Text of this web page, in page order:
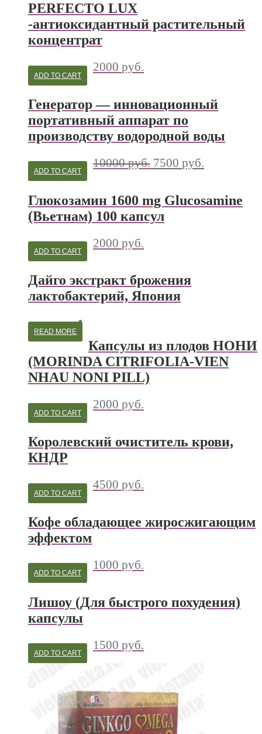
PERFECTO LUX
-антиоксидантный растительный
концентрат
2000 руб.
ADD TO CART
Генератор — инновационный
портативный аппарат по
производству водородной воды
10000руб. 7500 руб.
ADD TO CART
Глюкозамин 1600 mg Glucosamine
(Вьетнам) 100 капсул
2000 руб.
ADD TO CART
Дайго экстракт брожения
лактобактерий, Япония
READ MORE
Капсулы из плодов НОНИ
(MORINDA CITRIFOLIA-VIEN
NHAU NONI PILL)
2000 руб.
ADD TO CART
Королевский очиститель крови,
КНДР
4500 руб.
ADD TO CART
Кофе обладающее жиросжигающим
эффектом
1000 руб.
ADD TO CART
Лишоу (Для быстрого похудения)
капсулы
1500 руб.
ADD TO CART